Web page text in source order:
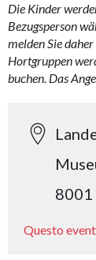
Die Kinder
Bezugsperson
melden Sie
Hortgruppen
buchen. Das
8001
Questo